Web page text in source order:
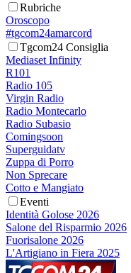
Rubriche
Oroscopo
#tgcom24amarcord
Tgcom24 Consiglia
Mediaset Infinity
R101
Radio 105
Virgin Radio
Radio Montecarlo
Radio Subasio
Comingsoon
Superguidatv
Zuppa di Porro
Non Sprecare
Cotto e Mangiato
Eventi
Identità Golose 2026
Salone del Risparmio 2026
Fuorisalone 2026
L'Artigiano in Fiera 2025